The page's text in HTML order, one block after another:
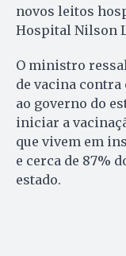
novos leitos
Hospital Nilson
O ministro
de vacina
ao governo do
iniciar a
que vivem em
e cerca de 87%
estado.